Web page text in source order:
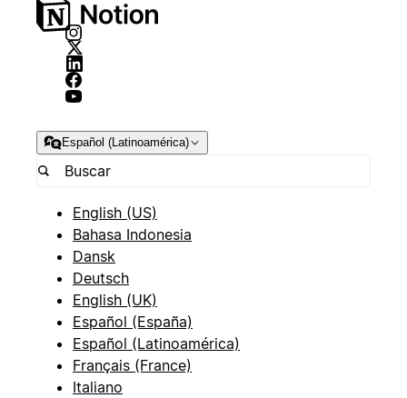
Español (Latinoamérica)
English (US)
Bahasa Indonesia
Dansk
Deutsch
English (UK)
Español (España)
Español (Latinoamérica)
Français (France)
Italiano